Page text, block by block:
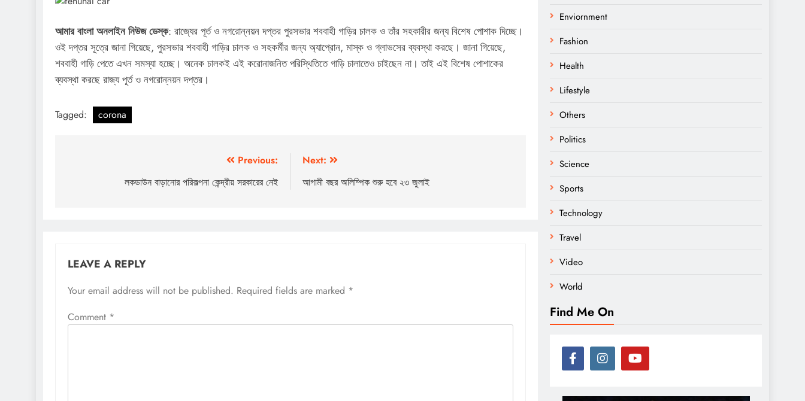
আমার বাংলা অনলাইন নিউজ ডেস্ক: রাজ্যের পূর্ত ও নগরোন্নয়ন দপ্তর পুরসভার শববাহী গাড়ির চালক ও তাঁর সহকারীর জন্য বিশেষ পোশাক দিচ্ছে।
ওই দপ্তর সূত্রে জানা গিয়েছে, পুরসভার শববাহী গাড়ির চালক ও সহকর্মীর জন্য অ্যাপ্রোন, মাস্ক ও গ্লাভসের ব্যবস্থা করছে। জানা গিয়েছে,
শববাহী গাড়ি পেতে এখন সমস্যা হচ্ছে। অনেক চালকই এই করোনাজনিত পরিস্থিতিতে গাড়ি চালাতেও চাইছেন না। তাই এই বিশেষ পোশাকের
ব্যবস্থা করছে রাজ্য পূর্ত ও নগরোন্নয়ন দপ্তর।
Tagged: corona
navigation
Previous:
লকডাউন বাড়ানোর পরিকল্পনা কেন্দ্রীয় সরকারের নেই
Next:
আগামী বছর অলিম্পিক শুরু হবে ২৩ জুলাই
LEAVE A REPLY
Your email address will not be published. Required fields are marked *
Comment *
Enviornment
Fashion
Health
Lifestyle
Others
Politics
Science
Sports
Technology
Travel
Video
World
Find Me On